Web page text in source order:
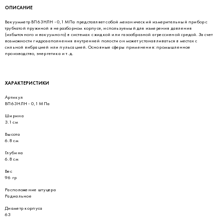
ОПИСАНИЕ
Вакуумметр ВП63НЛН - 0,1 МПа представляет собой механический измерительный прибор с
трубчатой пружиной в неразборном корпусе, используемый для измерения давления
(избыточного и вакуумного) в системах с жидкой или газообразной агрессивной средой. За счет
возможности гидрозаполнения внутренней полости он может устанавливаться в местах с
сильной вибрацией или пульсацией. Основные сферы применения: промышленное
производство, энергетика и т. д.
ХАРАКТЕРИСТИКИ
Артикул
ВП63НЛН - 0,1 МПа
Ширина
3.1 см
Высота
6.8 см
Глубина
6.8 см
Вес
96 гр
Расположение штуцера
Радиальное
Диаметр корпуса
63